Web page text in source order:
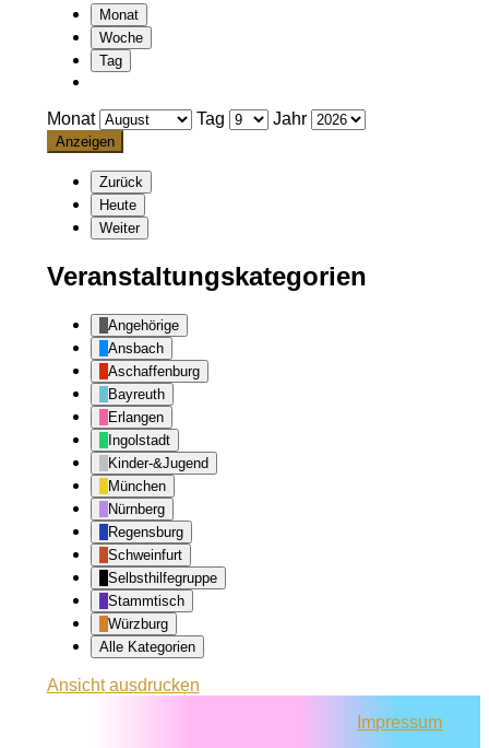
Monat
Woche
Tag
Monat Tag Jahr
Zurück
Heute
Weiter
Veranstaltungskategorien
Angehörige
Ansbach
Aschaffenburg
Bayreuth
Erlangen
Ingolstadt
Kinder-&Jugend
München
Nürnberg
Regensburg
Schweinfurt
Selbsthilfegruppe
Stammtisch
Würzburg
Alle Kategorien
Ansichtausdrucken
Impressum